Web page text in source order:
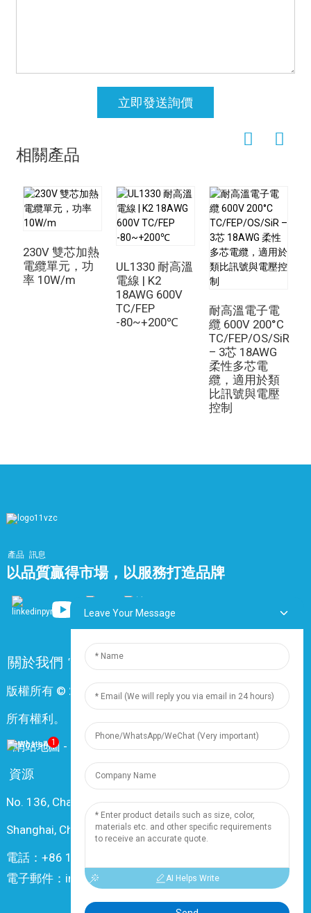
立即發送詢價
相關產品
230V 雙芯加熱
電纜單元，功
率 10W/m
UL1330 耐高溫
電線 | K2
18AWG 600V
TC/FEP
-80~+200℃
耐高溫電子電
纜 600V 200°C
TC/FEP/OS/SiR
– 3芯 18AWG
柔性多芯電
纜，適用於類
比訊號與電壓
控制
產品 訊息
以品質贏得市場，以服務打造品牌
關於我們 常問問題
版權所有 © 2024 上海鼎尊電氣電纜股份有限公司。保留
所有權利。
-網站地圖 - Resource
資源
No. 136, Changxiang Rd., Nanxiang Town, 201802,
Shanghai, China
電話：+86 18019377761
電子郵件：info@dingzuncable.com
1
Leave Your Message
AI Helps Write